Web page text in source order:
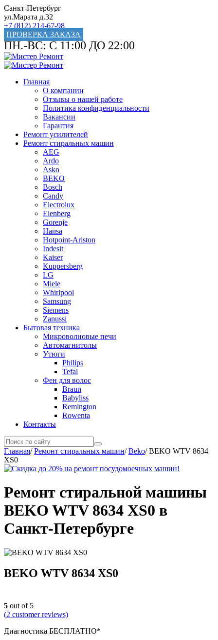
Санкт-Петербург
ул.Марата д.32
+7 (812) 214-67-98
ПРОВЕРКА ЗАКАЗА
ПН.-ВС: С 11:00 ДО 22:00
Главная
О компании
Отзывы о нашей работе
Политика конфиденциальности
Вакансии
Гарантия
Ремонт усилителей
Ремонт стиральных машин
AEG
Ardo
Asko
BEKO
Bosch
Candy
Electrolux
Elenberg
Gorenje
Hansa
Hotpoint-Ariston
Indesit
Kaiser
Kuppersberg
LG
Miele
Whirlpool
Samsung
Siemens
Zanussi
Бытовая техника
Микроволновые печи
Автомагнитолы
Утюги
Philips
Tefal
Фен для волос
Braun
Babyliss
Remington
Rowenta
Контакты
Главная/Ремонт стиральных машин/Beko/BEKO WTV 8634
XS0
Ремонт стиральной машины
BEKO WTV 8634 XS0 в
Санкт-Петербурге
BEKO WTV 8634 XS0
5 out of 5
(2 customer reviews)
Диагностика БЕСПЛАТНО*